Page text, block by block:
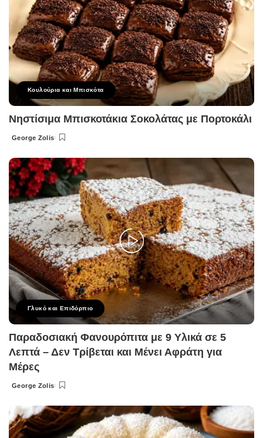
Κουλούρια και Μπισκότα
Νηστίσιμα Μπισκοτάκια Σοκολάτας με Πορτοκάλι
Posted
George Zolis
Γλυκό και Επιδόρπιο
Παραδοσιακή Φανουρόπιτα με 9 Υλικά σε 5
Λεπτά – Δεν Τρίβεται και Μένει Αφράτη για
Μέρες
Posted
George Zolis